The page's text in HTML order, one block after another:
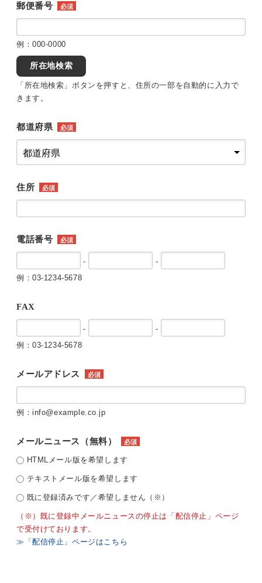
郵便番号 必須
例：000-0000
所在地検索
「所在地検索」ボタンを押すと、住所の一部を自動的に入力で
きます。
都道府県 必須
住所 必須
電話番号 必須
-
-
例：03-1234-5678
FAX
-
-
例：03-1234-5678
メールアドレス 必須
例：info@example.co.jp
メールニュース（無料） 必須
HTMLメール版を希望します
テキストメール版を希望します
既に登録済みです／希望しません（※）
（※）既に登録中メールニュースの停止は「配信停止」ページ
で受付けております。
≫「配信停止」ページはこちら